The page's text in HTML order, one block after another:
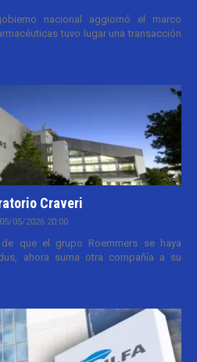
nacional aggiornó el marco
tuvo lugar una transacción
Craveri
05/05/2026 20:00
que el grupo Roemmers se haya
ahora suma otra compañía a su